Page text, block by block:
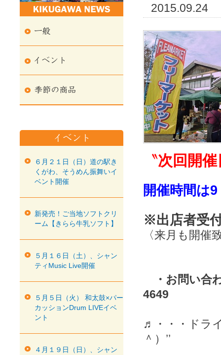
2015.09.24
〝次回開
開催時間は
※出店者受
〈来月も開
・お問い
4649
♬・・・ドラ
＾）’’
６月２１日（日）道の駅き
くがわ、そうめん振舞いイ
ベント開催
新発売！ご当地ソフトクリ
ーム【きらら牛乳ソフト】
５月１６日（土）、シャン
ティMusic Live開催
５月５日（火） 和太鼓×パー
カッションDrum LIVEイベ
ント
４月１９日（日）、シャン